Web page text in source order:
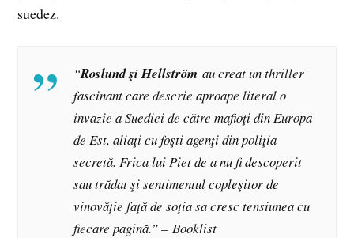
suedez.
“Roslund şi Hellström au creat un thriller
fascinant care descrie aproape literal o
invazie a Suediei de către mafioţi din Europa
de Est, aliaţi cu foşti agenţi din poliţia
secretă. Frica lui Piet de a nu fi descoperit
sau trădat şi sentimentul copleşitor de
vinovăţie faţă de soţia sa cresc tensiunea cu
fiecare pagină.” –Booklist